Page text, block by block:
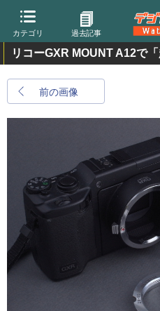
カテゴリ 過去記事
リコーGXR MOUNT A12で「
前の画像